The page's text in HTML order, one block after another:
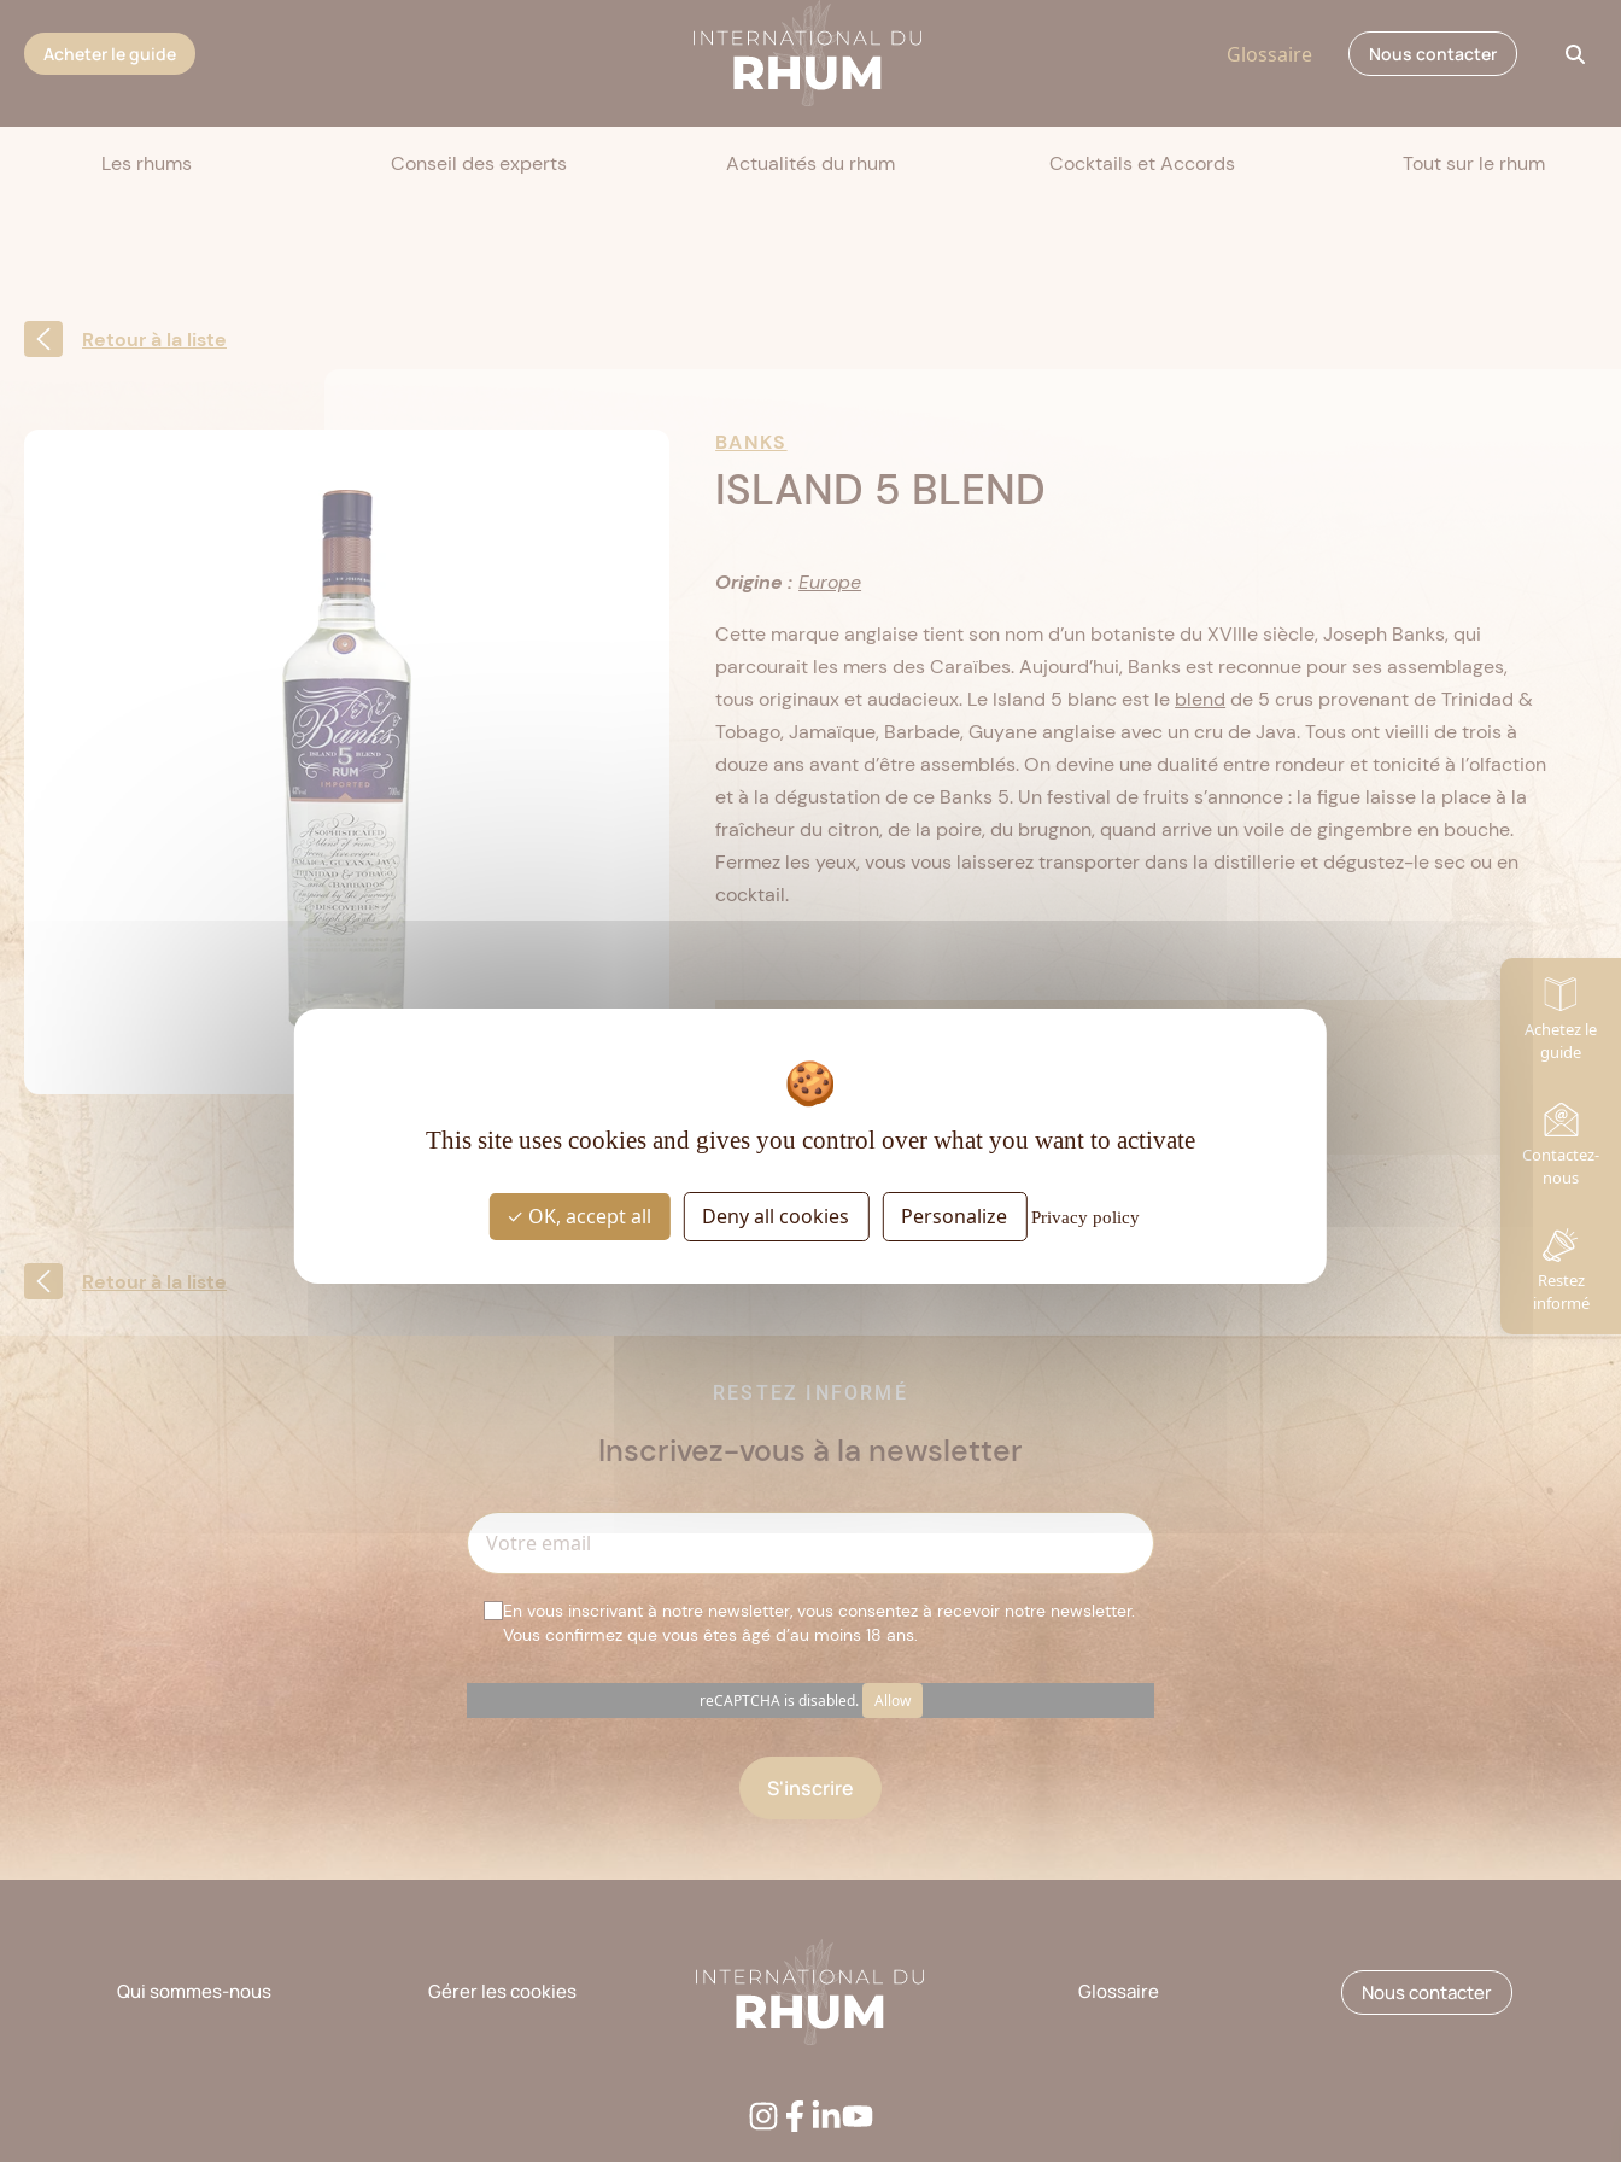
Acheter le guide Glossaire Nous contacter
Les rhums Conseil des experts Actualités du rhum Cocktails et Accords Tout sur le rhum
Retour à la liste
BANKS
ISLAND 5 BLEND
Origine : Europe
Cette marque anglaise tient son nom d’un botaniste du XVIIIe siècle, Joseph Banks, qui
parcourait les mers des Caraïbes. Aujourd’hui, Banks est reconnue pour ses assemblages,
tous originaux et audacieux. Le Island 5 blanc est le blend de 5 crus provenant de Trinidad &
Tobago, Jamaïque, Barbade, Guyane anglaise avec un cru de Java. Tous ont vieilli de trois à
douze ans avant d’être assemblés. On devine une dualité entre rondeur et tonicité à l’olfaction
et à la dégustation de ce Banks 5. Un festival de fruits s’annonce : la figue laisse la place à la
fraîcheur du citron, de la poire, du brugnon, quand arrive un voile de gingembre en bouche.
Fermez les yeux, vous vous laisserez transporter dans la distillerie et dégustez-le sec ou en
cocktail.
Matière première :
Type de rhum :
Retour à la liste
RESTEZ INFORMÉ
Inscrivez-vous à la newsletter
En vous inscrivant à notre newsletter, vous consentez à recevoir notre newsletter.
Vous confirmez que vous êtes âgé d’au moins 18 ans.
reCAPTCHA is disabled. Allow
Qui sommes-nous Gérer les cookies Glossaire Nous contacter
Achetez le
guide
Contactez-
nous
Restez
informé
This site uses cookies and gives you control over what you want to activate
OK, accept all Deny all cookies Personalize Privacy policy